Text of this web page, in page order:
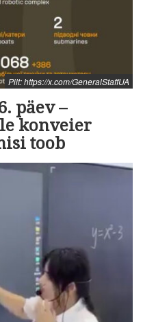
Pilt: https://x.com/GeneralStaffUA
päev –
konveier
toob